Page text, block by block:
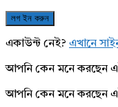
একাউন্ট নেই? এখানে
আপনি কেন মনে করছেন এই
আপনি কেন মনে করছেন এই